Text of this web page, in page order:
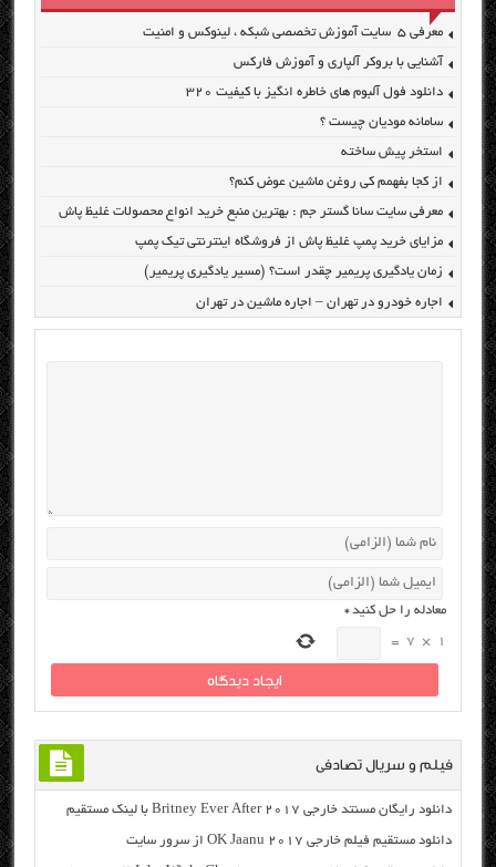
معرفی ۵ سایت آموزش تخصصی شبکه ، لینوکس و امنیت
آشنایی با بروکر آلپاری و آموزش فارکس
دانلود فول آلبوم های خاطره انگیز با کیفیت ۳۲۰
سامانه مودیان چیست ؟
استخر پیش ساخته
از کجا بفهمم کی روغن ماشین عوض کنم؟
معرفی سایت سانا گستر جم : بهترین منبع خرید انواع محصولات غلیظ پاش
مزایای خرید پمپ غلیظ پاش از فروشگاه اینترنتی تیک پمپ
زمان یادگیری پریمیر چقدر است؟ (مسیر یادگیری پریمیر)
اجاره خودرو در تهران – اجاره ماشین در تهران
معادله را حل کنید*
1
×
7
=
فیلم و سریال تصادفی
دانلود رایگان مسنتد خارجی Britney Ever After 2017 با لینک مستقیم
دانلود مستقیم فیلم خارجی OK Jaanu 2017 از سرور سایت